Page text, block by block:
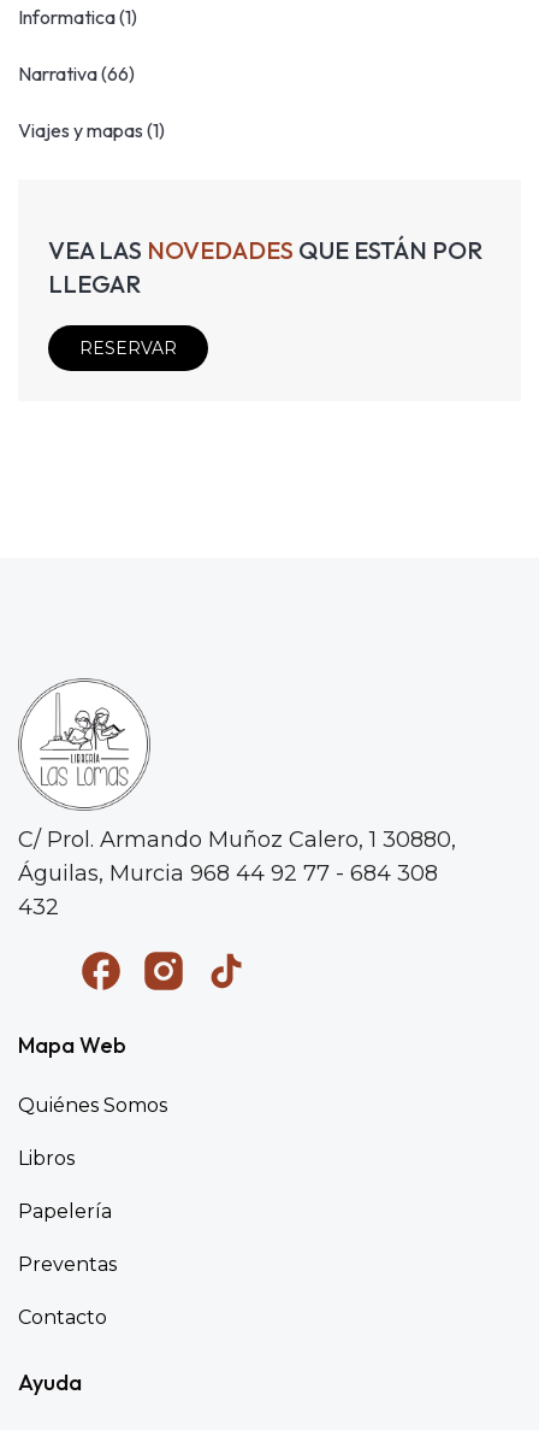
Informatica(1)
Narrativa(66)
Viajes y mapas (1)
VEA LAS NOVEDADES QUE ESTÁN POR
LLEGAR
RESERVAR
C/ Prol. Armando Muñoz Calero, 1 30880,
Águilas, Murcia 968 44 92 77 - 684 308
432
Mapa Web
Quiénes Somos
Libros
Papelería
Preventas
Contacto
Ayuda